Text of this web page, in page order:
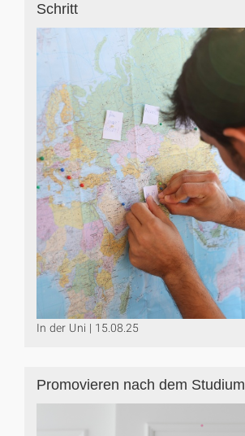
Schritt
In der Uni | 15.08.25
Promovieren nach dem Studium